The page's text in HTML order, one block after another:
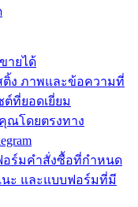
ายได้
ติ้ง ภาพและข้อความที่
ต์ที่ยอดเยี่ยม
โดยตรงทาง
ร์มคำสั่งซื้อที่กำหนด
นะ และแบบฟอร์มที่มี